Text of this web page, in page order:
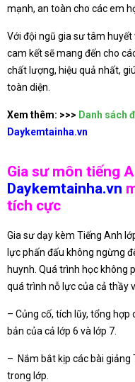
mạnh, an toàn cho các em
Với đội ngũ gia sư tâm huyết
cam kết sẽ mang đến cho
chất lượng, hiệu quả nhất,
toàn diện.
Xem thêm: >>> Danh sách
Daykemtainha.vn
Gia sư môn tiếng
Daykemtainha.vn
tích cực
Gia sư dạy kèm Tiếng Anh
lực phấn đấu không ngừng
huynh. Quá trình học không
quá trình nỗ lực của cả thầy
– Củng cố, tích lũy, tổng
bản của cả lớp 6 và lớp 7.
– Nắm bắt kịp các bài giảng
trong lớp.